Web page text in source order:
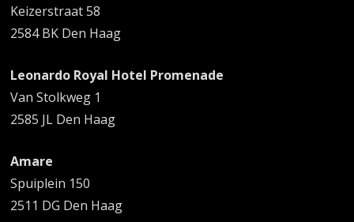
Keizerstraat 58
2584 BK Den Haag
Leonardo Royal Hotel Promenade
Van Stolkweg 1
2585 JL Den Haag
Amare
Spuiplein 150
2511 DG Den Haag